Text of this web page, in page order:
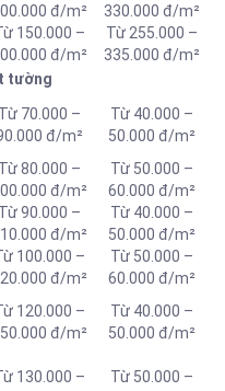
đ/m²
330.000 đ/m²
150.000 –
đ/m²
Từ 255.000 –
335.000 đ/m²
tường
Từ 70.000 –
đ/m²
Từ 40.000 –
50.000 đ/m²
Từ 80.000 –
đ/m²
Từ 50.000 –
60.000 đ/m²
Từ 90.000 –
đ/m²
Từ 40.000 –
50.000 đ/m²
100.000 –
đ/m²
Từ 50.000 –
60.000 đ/m²
120.000 –
đ/m²
Từ 40.000 –
50.000 đ/m²
130.000 –
Từ 50.000 –